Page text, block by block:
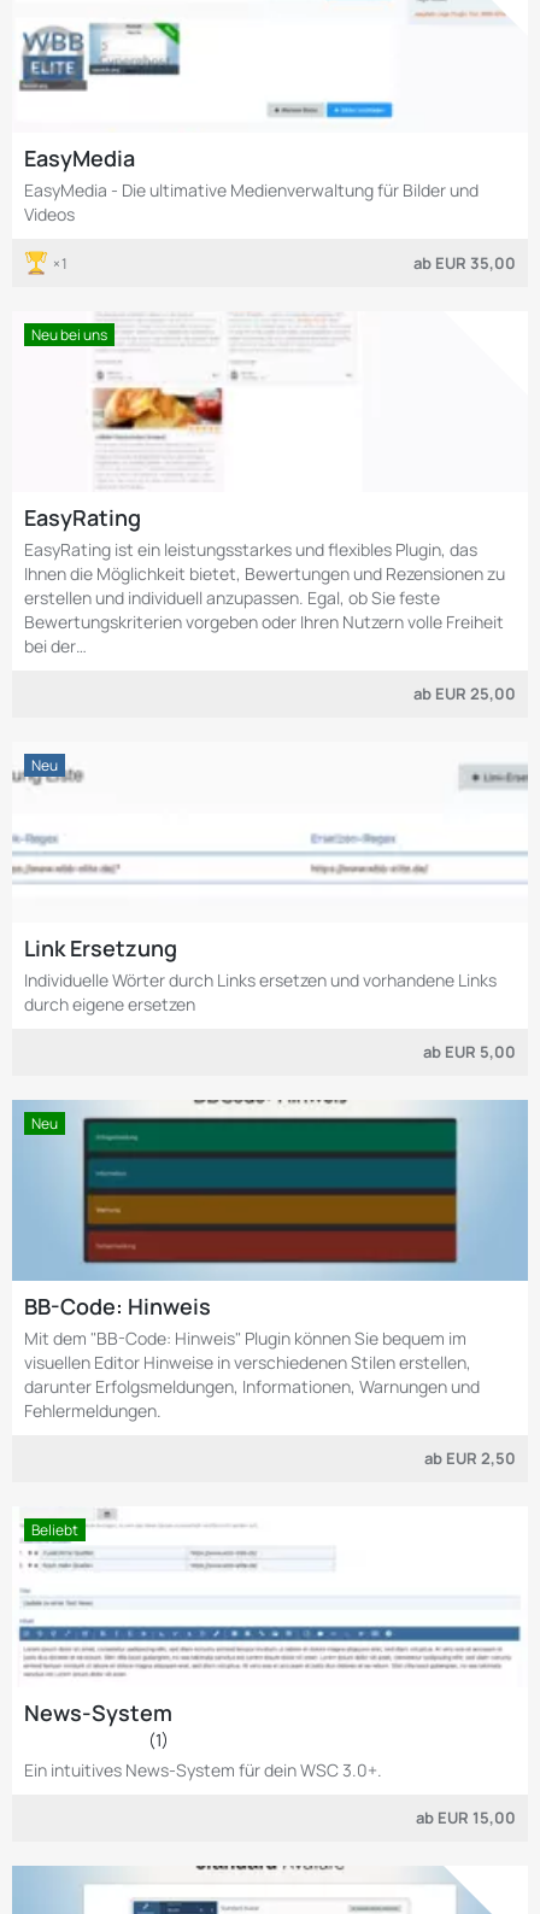
EasyMedia
EasyMedia - Die ultimative Medienverwaltung für Bilder und
Videos
1 ab EUR 35,00
Neu bei uns
EasyRating
EasyRating ist ein leistungsstarkes und flexibles Plugin, das
Ihnen die Möglichkeit bietet, Bewertungen und Rezensionen zu
erstellen und individuell anzupassen. Egal, ob Sie feste
Bewertungskriterien vorgeben oder Ihren Nutzern volle Freiheit
bei der…
ab EUR 25,00
Neu
Link Ersetzung
Individuelle Wörter durch Links ersetzen und vorhandene Links
durch eigene ersetzen
ab EUR 5,00
Neu
BB-Code: Hinweis
Mit dem "BB-Code: Hinweis" Plugin können Sie bequem im
visuellen Editor Hinweise in verschiedenen Stilen erstellen,
darunter Erfolgsmeldungen, Informationen, Warnungen und
Fehlermeldungen.
ab EUR 2,50
Beliebt
News-System
(1)
Ein intuitives News-System für dein WSC 3.0+.
ab EUR 15,00